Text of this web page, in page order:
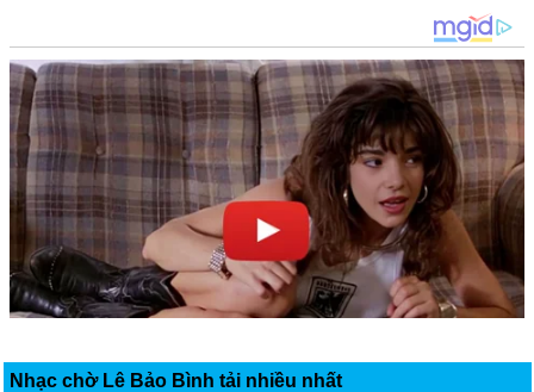
Nhạc chờ Lê Bảo Bình tải nhiều nhất